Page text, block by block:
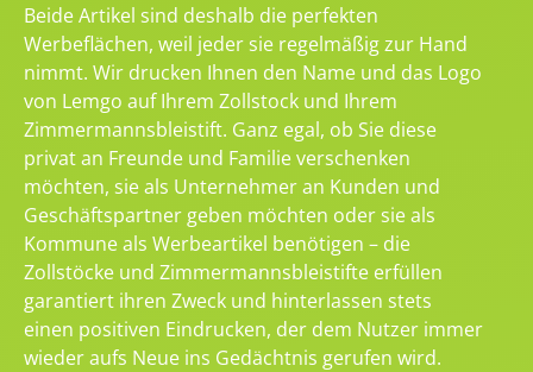
Beide Artikel sind deshalb die perfekten
Werbeflächen, weil jeder sie regelmäßig zur Hand
nimmt. Wir drucken Ihnen den Name und das Logo
von Lemgo auf Ihrem Zollstock und Ihrem
Zimmermannsbleistift. Ganz egal, ob Sie diese
privat an Freunde und Familie verschenken
möchten, sie als Unternehmer an Kunden und
Geschäftspartner geben möchten oder sie als
Kommune als Werbeartikel benötigen – die
Zollstöcke und Zimmermannsbleistifte erfüllen
garantiert ihren Zweck und hinterlassen stets
einen positiven Eindrucken, der dem Nutzer immer
wieder aufs Neue ins Gedächtnis gerufen wird.